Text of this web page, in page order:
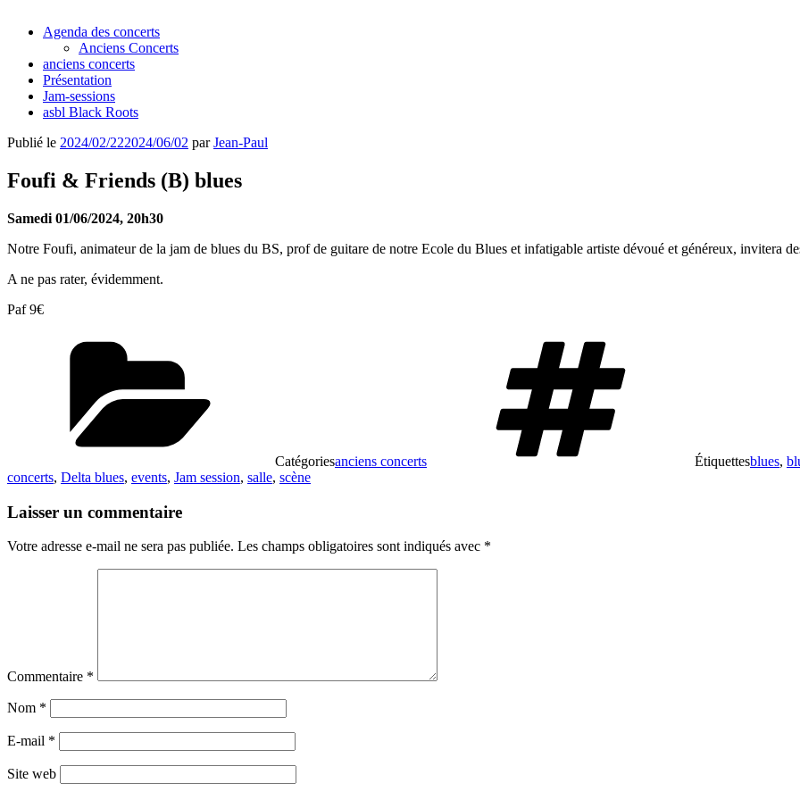
Agenda des concerts
Anciens Concerts
anciens concerts
Présentation
Jam-sessions
asbl Black Roots
Publié le 2024/02/222024/06/02 parJean-Paul
Foufi & Friends (B) blues
Samedi 01/06/2024, 20h30
Notre Foufi, animateur de la jam de blues du BS, prof de guitare de notre Ecole du Blues et infatigable artiste dévoué et généreux, invitera
A ne pas rater, évidemment.
Paf 9€
Catégoriesanciens concerts Étiquettesblues,
concerts, Delta blues, events, Jam session, salle, scène
Laisser un commentaire
Votre adresse e-mail ne sera pas publiée. Les champs obligatoires sont indiqués avec *
Commentaire *
Nom *
E-mail *
Site web